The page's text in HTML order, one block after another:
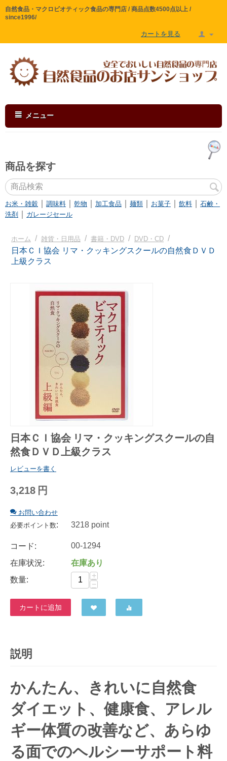
自然食品・マクロビオティック食品の専門店 / 商品点数4500点以上 /
since1996/
カートを見る
メニュー
商品を探す
お米・雑穀 調味料 乾物 加工食品 麺類 お菓子 飲料
石鹸・
洗剤
ガレージセール
ホーム / 雑貨・日用品 / 書籍・DVD / DVD・CD /
日本ＣＩ協会 リマ・クッキングスクールの自然食ＤＶＤ
上級クラス
日本ＣＩ協会 リマ・クッキングスクールの自
然食ＤＶＤ上級クラス
レビューを書く
3,218 円
お問い合わせ
必要ポイント数: 3218 point
コード:
00-1294
在庫状況:
在庫あり
数量:
+
−
カートに追加
説明
かんたん、きれいに自然食
ダイエット、健康食、アレル
ギー体質の改善など、あらゆ
る面でのヘルシーサポート料